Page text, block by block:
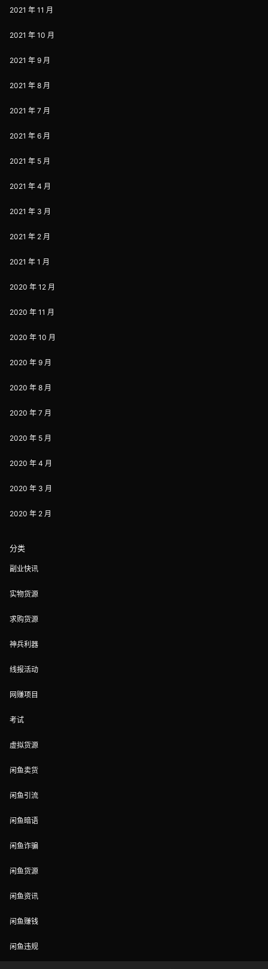
2021 年 11 月
2021 年 10 月
2021 年 9 月
2021 年 8 月
2021 年 7 月
2021 年 6 月
2021 年 5 月
2021 年 4 月
2021 年 3 月
2021 年 2 月
2021 年 1 月
2020 年 12 月
2020 年 11 月
2020 年 10 月
2020 年 9 月
2020 年 8 月
2020 年 7 月
2020 年 5 月
2020 年 4 月
2020 年 3 月
2020 年 2 月
分类
副业快讯
实物货源
求购货源
神兵利器
线报活动
网赚项目
考试
虚拟货源
闲鱼卖货
闲鱼引流
闲鱼暗语
闲鱼诈骗
闲鱼货源
闲鱼资讯
闲鱼赚钱
闲鱼违规